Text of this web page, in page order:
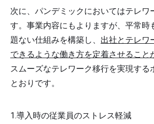
次に、パンデミックにおいてはテレワ
す。事業内容にもよりますが、平常時
題ない仕組みを構築し、 出社とテレワ
できるような働き方を定着させること
スムーズなテレワーク移行を実現する
とおりです。
導入時の従業員のストレス軽減